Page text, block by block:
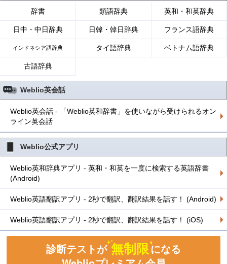
辞書 類語辞典 英和・和英辞典
日中・中日辞典 日韓・韓日辞典 フランス語辞典
インドネシア語辞典 タイ語辞典 ベトナム語辞典
古語辞典
Weblio英会話
Weblio英会話 - 「Weblio英和辞書」を使いながら受けられるオン
ライン英会話
Weblio公式アプリ
Weblio英和辞典アプリ - 英和・和英を一度に検索する英語辞書
(Android)
Weblio英語翻訳アプリ - 2秒で翻訳、翻訳結果を話す！ (Android)
Weblio英語翻訳アプリ - 2秒で翻訳、翻訳結果を話す！ (iOS)
診断テストが 無制限になる